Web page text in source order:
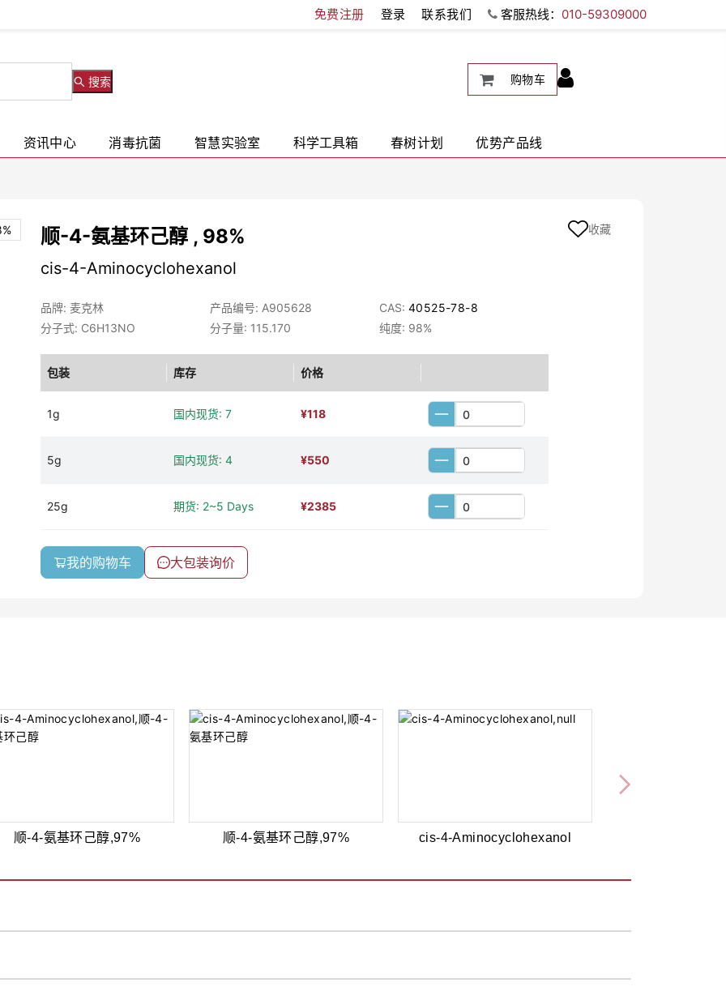
免费注册 登录 联系我们 客服热线： 010-59309000
搜索 购物车
资讯中心 消毒抗菌 智慧实验室 科学工具箱 春树计划 优势产品线
顺-4-氨基环己醇 , 98%
cis-4-Aminocyclohexanol
品牌: 麦克林 产品编号: A905628 CAS: 40525-78-8
分子式: C6H13NO
分子量: 115.170 纯度: 98%
包装 库存 价格
1g 国内现货: 7 ¥118
5g 国内现货: 4 ¥550
25g 期货: 2~5 Days ¥2385
我的购物车 大包装询价
收藏
顺-4-氨基环己醇,97% 顺-4-氨基环己醇,97% cis-4-Aminocyclohexanol